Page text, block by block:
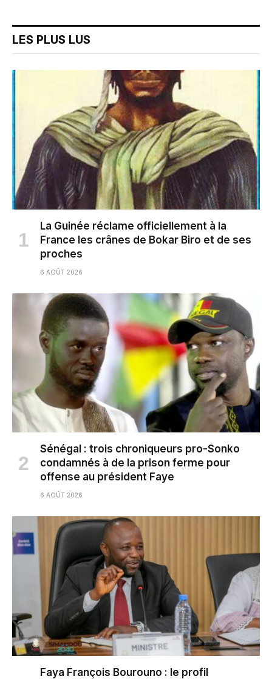
LES PLUS LUS
La Guinée réclame officiellement à la
France les crânes de Bokar Biro et de ses
proches
6 AOÛT 2026
Sénégal : trois chroniqueurs pro-Sonko
condamnés à de la prison ferme pour
offense au président Faye
6 AOÛT 2026
Faya François Bourouno : le profil